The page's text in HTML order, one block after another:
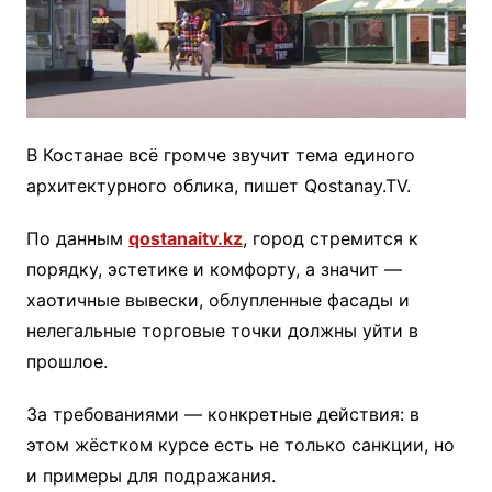
В Костанае всё громче звучит тема единого
архитектурного облика, пишет Qostanay.TV.
По данным qostanaitv.kz, город стремится к
порядку, эстетике и комфорту, а значит —
хаотичные вывески, облупленные фасады и
нелегальные торговые точки должны уйти в
прошлое.
За требованиями — конкретные действия: в
этом жёстком курсе есть не только санкции, но
и примеры для подражания.